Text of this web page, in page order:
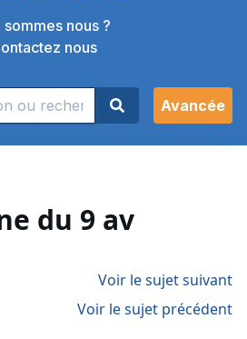
sommes nous ?
nous
Avancée
du 9 av
Voir le sujet suivant
Voir le sujet précédent